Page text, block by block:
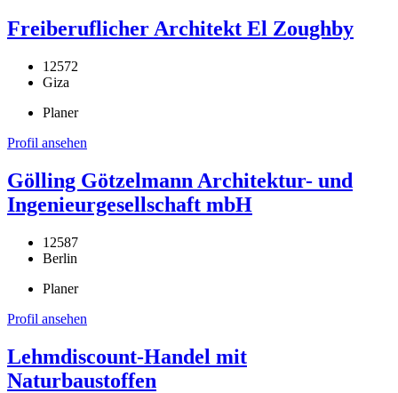
Freiberuflicher Architekt El Zoughby
12572
Giza
Planer
Profil ansehen
Gölling Götzelmann Architektur- und
Ingenieurgesellschaft mbH
12587
Berlin
Planer
Profil ansehen
Lehmdiscount-Handel mit
Naturbaustoffen